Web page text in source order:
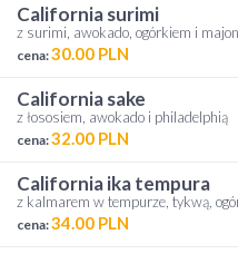
california surimi
z surimi, awokado, ogórkiem i
cena:30.00 PLN
california sake
z łososiem, awokado i philadelphią
cena:32.00 PLN
california ika tempura
z kalmarem w tempurze, tykwą,
cena:34.00 PLN